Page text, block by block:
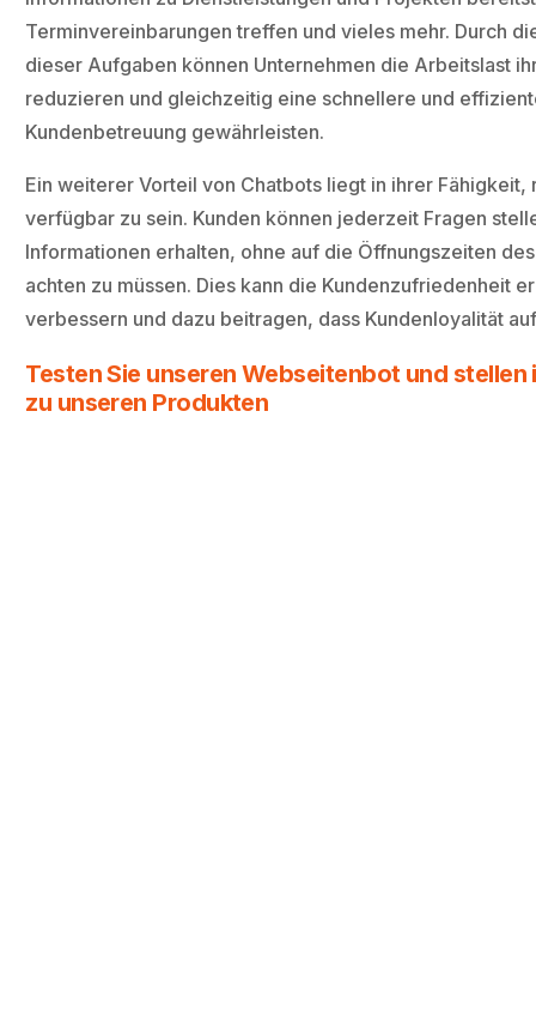
Terminvereinbarungen treffen und vieles mehr. Durch
dieser Aufgaben können Unternehmen die Arbeitslast
reduzieren und gleichzeitig eine schnellere und
Kundenbetreuung gewährleisten.
Ein weiterer Vorteil von Chatbots liegt in ihrer Fähigkeit,
verfügbar zu sein. Kunden können jederzeit Fragen
Informationen erhalten, ohne auf die Öffnungszeiten
achten zu müssen. Dies kann die Kundenzufriedenheit
verbessern und dazu beitragen, dass Kundenloyalität
Testen Sie unseren Webseitenbot und stellen
zu unseren Produkten